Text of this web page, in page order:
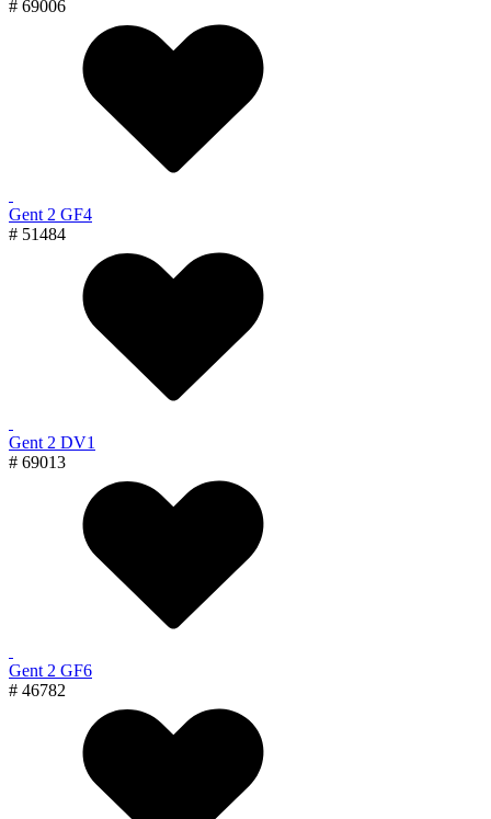
# 69006
Gent 2 GF4
# 51484
Gent 2 DV1
# 69013
Gent 2 GF6
# 46782